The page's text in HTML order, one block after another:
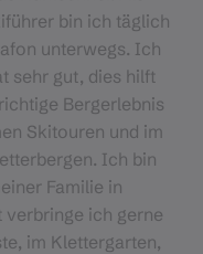
bin ich täglich
unterwegs. Ich
sehr gut, dies hilft
Bergerlebnis
Skitouren und im
Ich bin
Familie in
verbringe ich gerne
im Klettergarten,